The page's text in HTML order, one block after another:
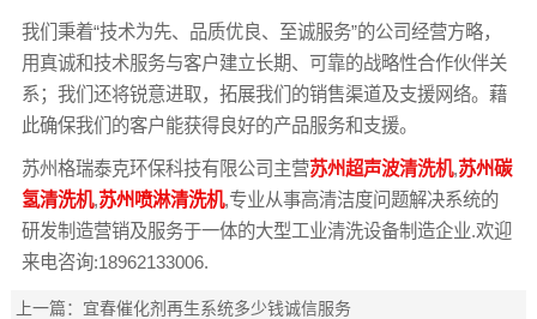
我们秉着“技术为先、品质优良、至诚服务”的公司经营方略，
用真诚和技术服务与客户建立长期、可靠的战略性合作伙伴关
系；我们还将锐意进取，拓展我们的销售渠道及支援网络。藉
此确保我们的客户能获得良好的产品服务和支援。
苏州格瑞泰克环保科技有限公司主营苏州超声波清洗机,苏州碳
氢清洗机,苏州喷淋清洗机,专业从事高清洁度问题解决系统的
研发制造营销及服务于一体的大型工业清洗设备制造企业.欢迎
来电咨询:18962133006.
上一篇： 宜春催化剂再生系统多少钱诚信服务